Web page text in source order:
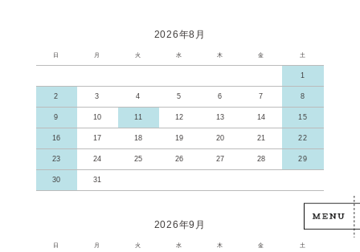
2026年8月
日 月 火 水 木 金 土
1
2 3 4 5 6 7 8
9 10 11 12 13 14 15
16 17 18 19 20 21 22
23 24 25 26 27 28 29
30 31
2026年9月
日 月 火 水 木 金 土